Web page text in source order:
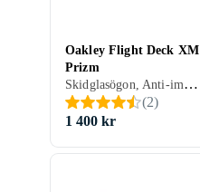
Oakley Flight Deck XM
Prizm
Skidglasögon, Anti-imsystem, Dubbla linser, UV-skydd, Hjälmkompatibel, Kan användas ovanpå glasögon (OTG), Vuxen
(2)
1 400 kr